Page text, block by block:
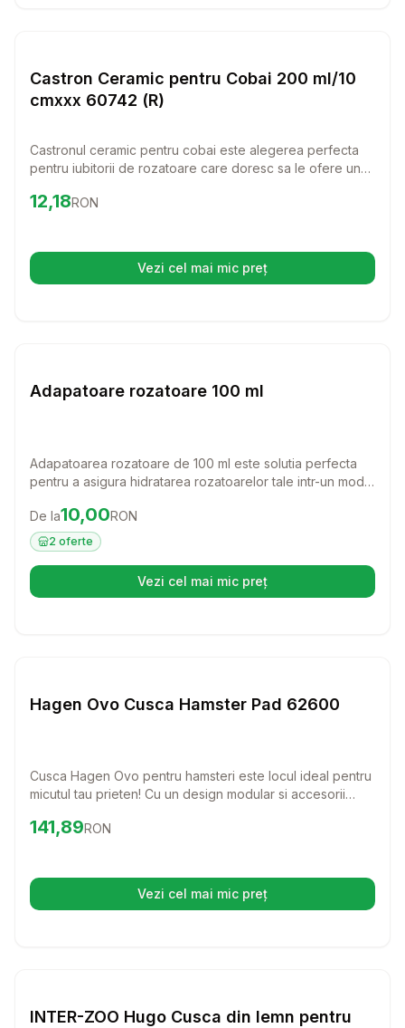
Custi Rozatoare
Castron Ceramic pentru Cobai 200 ml/10
cmxxx 60742 (R)
Castronul ceramic pentru cobai este alegerea perfecta
pentru iubitorii de rozatoare care doresc sa le ofere un
ingenios, acesta previne imprastierea si se curata usor,
Preț:12.18
12,18RON
Vezi cel mai mic preț(se deschide într-o filă nouă)
Adapatoare rozatoare 100 ml
Adapatoarea rozatoare de 100 ml este solutia perfecta
pentru a asigura hidratarea rozatoarelor tale intr-un mod
toxice, aceasta adapatoare va deveni rapid un accesoriu
esential in cusca prietenului tau blanos.
Preț:10.00 RON
De la10,00RON
2 oferte
Vezi cel mai mic preț(se deschide într-o filă nouă)
Custi Rozatoare
Hagen Ovo Cusca Hamster Pad 62600
Cusca Hagen Ovo pentru hamsteri este locul ideal pentru
micutul tau prieten! Cu un design modular si accesorii
fiecare zi.
Preț:141.89
141,89RON
Vezi cel mai mic preț(se deschide într-o filă nouă)
Custi Rozatoare
INTER-ZOO Hugo Cusca din lemn pentru